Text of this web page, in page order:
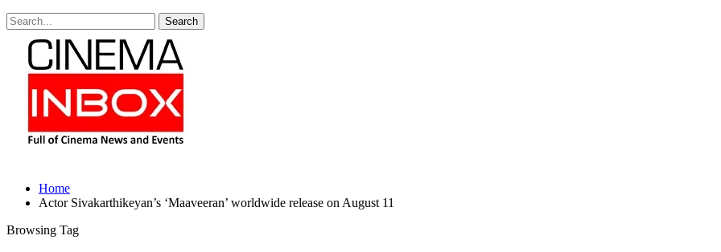
Home
Actor Sivakarthikeyan’s ‘Maaveeran’ worldwide release on August 11
Browsing Tag